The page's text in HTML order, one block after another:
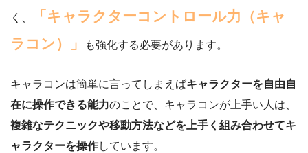
く、
「キャラクターコントロール力（キャ
ラコン）」
も強化する必要があります。
キャラコンは簡単に言ってしまえばキャラクターを自由自
在に操作できる能力のことで、キャラコンが上手い人は、
複雑なテクニックや移動方法などを上手く組み合わせてキ
ャラクターを操作しています。